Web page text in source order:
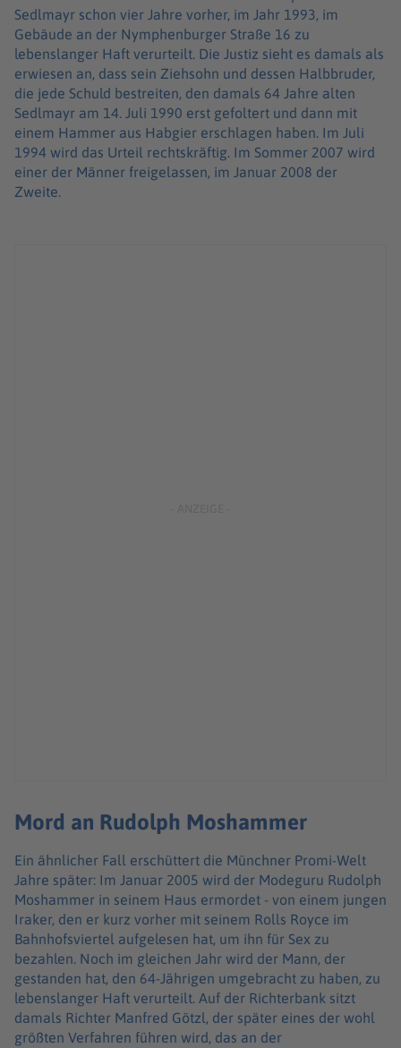
Sedlmayr schon vier Jahre vorher, im Jahr 1993, im
Gebäude an der Nymphenburger Straße 16 zu
lebenslanger Haft verurteilt. Die Justiz sieht es damals als
erwiesen an, dass sein Ziehsohn und dessen Halbbruder,
die jede Schuld bestreiten, den damals 64 Jahre alten
Sedlmayr am 14. Juli 1990 erst gefoltert und dann mit
einem Hammer aus Habgier erschlagen haben. Im Juli
1994 wird das Urteil rechtskräftig. Im Sommer 2007 wird
einer der Männer freigelassen, im Januar 2008 der
Zweite.
Mord an Rudolph Moshammer
Ein ähnlicher Fall erschüttert die Münchner Promi-Welt
Jahre später: Im Januar 2005 wird der Modeguru Rudolph
Moshammer in seinem Haus ermordet - von einem jungen
Iraker, den er kurz vorher mit seinem Rolls Royce im
Bahnhofsviertel aufgelesen hat, um ihn für Sex zu
bezahlen. Noch im gleichen Jahr wird der Mann, der
gestanden hat, den 64-Jährigen umgebracht zu haben, zu
lebenslanger Haft verurteilt. Auf der Richterbank sitzt
damals Richter Manfred Götzl, der später eines der wohl
größten Verfahren führen wird, das an der